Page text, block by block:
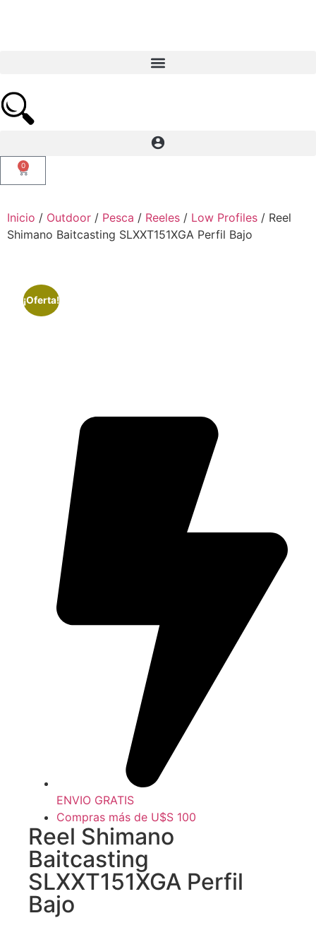
0
Inicio / Outdoor / Pesca / Reeles / Low Profiles / Reel
Shimano Baitcasting SLXXT151XGA Perfil Bajo
¡Oferta!
ENVIO GRATIS
Compras más de U$S 100
Reel Shimano
Baitcasting
SLXXT151XGA Perfil
Bajo